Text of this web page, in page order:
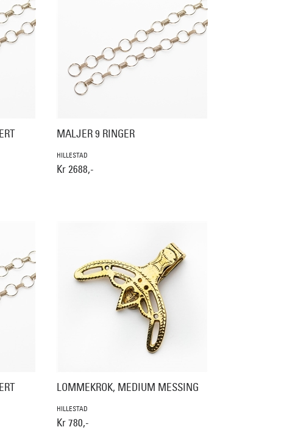
MALJER 9 RINGER
HILLESTAD
Kr 2688,-
LOMMEKROK, MEDIUM MESSING
HILLESTAD
Kr 780,-